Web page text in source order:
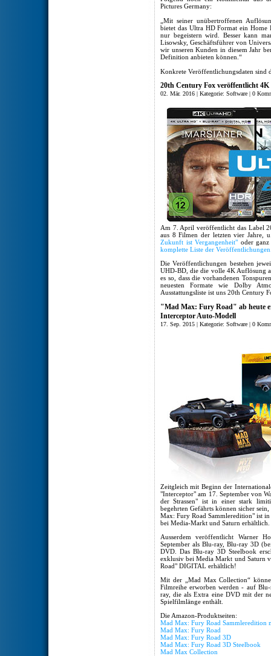
Pictures Germany:
„Mit seiner unübertroffenen
bietet das Ultra HD Format ein Home
nur begeistern wird. Besser kann
Lisowsky, Geschäftsführer von
wir unseren Kunden in diesem Jahr
Definition anbieten können.“
Konkrete Veröffentlichungsdaten sind
20th Century Fox veröffentlicht
02. Mär. 2016 | Kategorie: Software | 0
Am 7. April veröffentlicht das Label
aus 8 Filmen der letzten vier Jahre,
Zukunft ist Vergangenheit" oder
komplette Liste der
Die Veröffentlichungen bestehen
UHD-BD, die die volle 4K Auflösung
es so, dass die vorhandenen
neuesten Formate wie Dolby
Ausstattungsliste ist uns 20th Century
"Mad Max: Fury Road" ab heute
Interceptor Auto-Modell
17. Sep. 2015 | Kategorie: Software | 0
Zeitgleich mit Beginn der
"Interceptor" am 17. September von
der Strassen" ist in einer stark
begehrten Gefährts können sicher
Max: Fury Road Sammleredition" ist
bei Media-Markt und Saturn erhältlich.
Ausserdem veröffentlicht Warner
September als Blu-ray, Blu-ray 3D
DVD. Das Blu-ray 3D Steelbook
exklusiv bei Media Markt und Saturn
Road" DIGITAL erhältlich!
Mit der „Mad Max Collection“
Filmreihe erworben werden - auf
ray, die als Extra eine DVD mit der
Spielfilmlänge enthält.
Die Amazon-Produktseiten:
Mad Max: Fury Road Sammleredition
Mad Max: Fury Road
Mad Max: Fury Road 3D
Mad Max: Fury Road 3D Steelbook
Mad Max Collection